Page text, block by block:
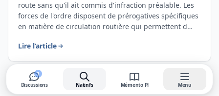
route sans qu'il ait commis d'infraction préalable. Les
forces de l'ordre disposent de prérogatives spécifiques
en matière de circulation routière qui permettent d…
Lire l’article
Voir tous les articles du Mémento PJ
1
Discussions
Natinfs Mémento PJ Menu